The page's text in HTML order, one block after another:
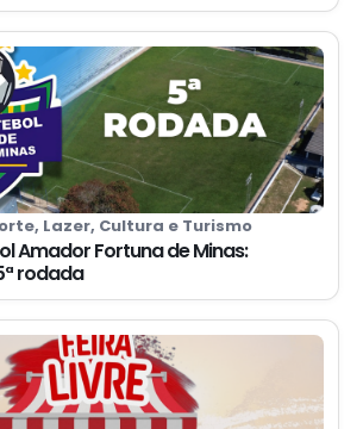
Lazer, Cultura e Turismo
Amador Fortuna de Minas:
rodada